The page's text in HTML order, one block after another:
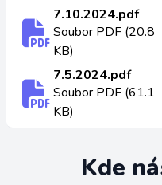
7.10.2024.pdf
Soubor PDF (20.8
KB)
7.5.2024.pdf
Soubor PDF (61.1
KB)
Kde